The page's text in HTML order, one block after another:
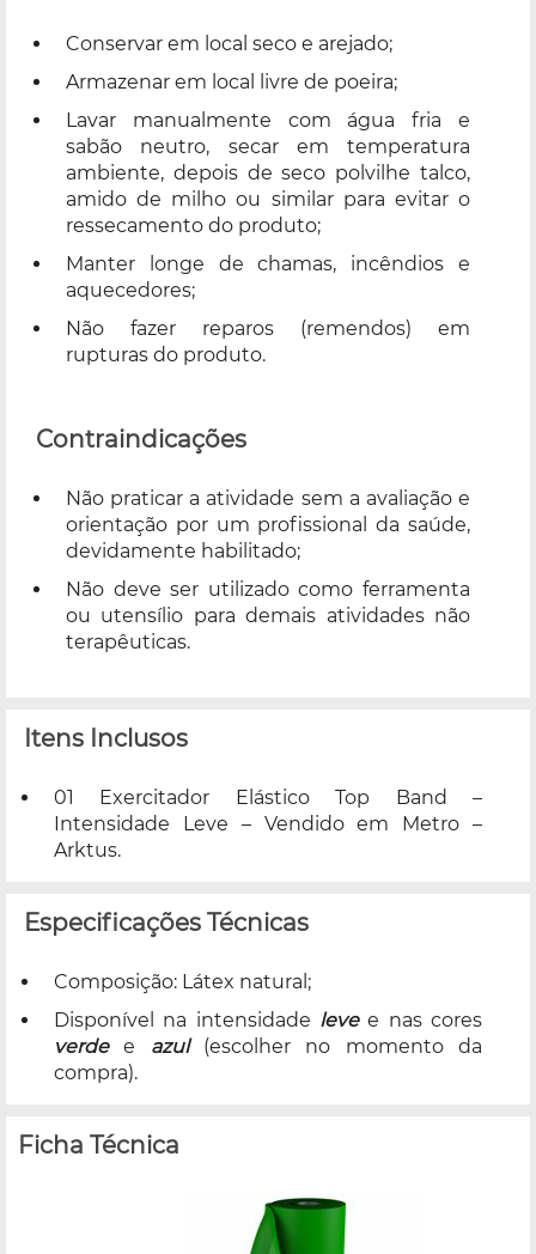
Conservar em local seco e arejado;
Armazenar em local livre de poeira;
Lavar manualmente com água fria e
sabão neutro, secar em temperatura
ambiente, depois de seco polvilhe talco,
amido de milho ou similar para evitar o
ressecamento do produto;
Manter longe de chamas, incêndios e
aquecedores;
Não fazer reparos (remendos) em
rupturas do produto.
Contraindicações
Não praticar a atividade sem a avaliação e
orientação por um profissional da saúde,
devidamente habilitado;
Não deve ser utilizado como ferramenta
ou utensílio para demais atividades não
terapêuticas.
Itens Inclusos
01 Exercitador Elástico Top Band –
Intensidade Leve – Vendido em Metro –
Arktus.
Especificações Técnicas
Composição: Látex natural;
Disponível na intensidade levee nas cores
verdee azul(escolher no momento da
compra).
Ficha Técnica